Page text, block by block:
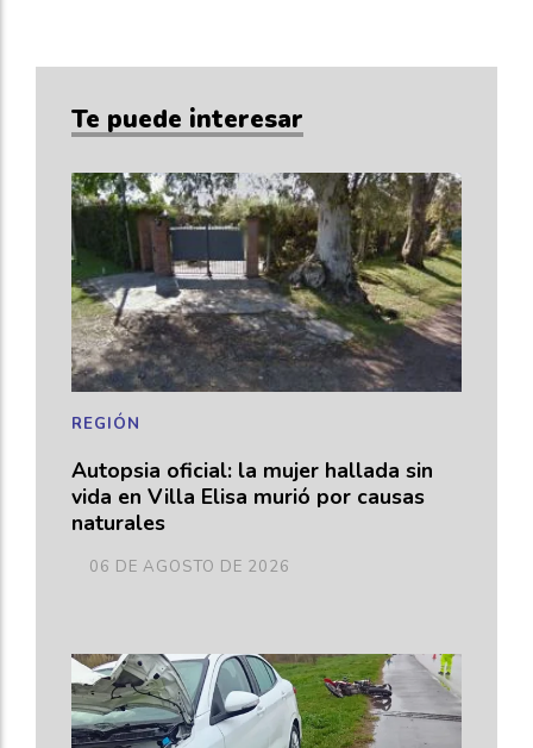
Te puede interesar
Autopsia oficial: la mujer hallada sin
vida en Villa Elisa murió por causas
naturales
REGIÓN
06 DE AGOSTO DE 2026